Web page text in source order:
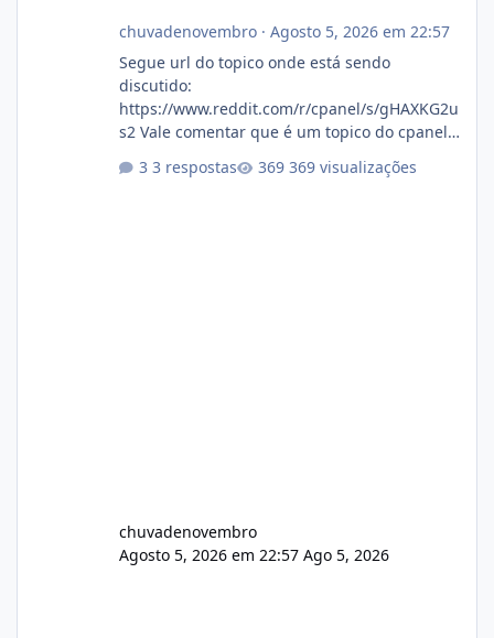
chuvadenovembro· Agosto 5, 2026 em 22:57
Segue url do topico onde está sendo
discutido:
https://www.reddit.com/r/cpanel/s/gHAXKG2u
s2 Vale comentar que é um topico do cpanel...
3 respostas 369 visualizações
chuvadenovembro
Agosto 5, 2026 em 22:57 Ago 5, 2026